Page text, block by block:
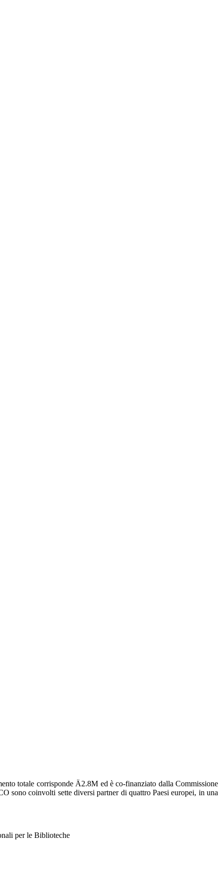
totale corrisponde Ä2.8M ed è co-finanziato dalla Commissione
sono coinvolti sette diversi partner di quattro Paesi europei, in una
le Biblioteche